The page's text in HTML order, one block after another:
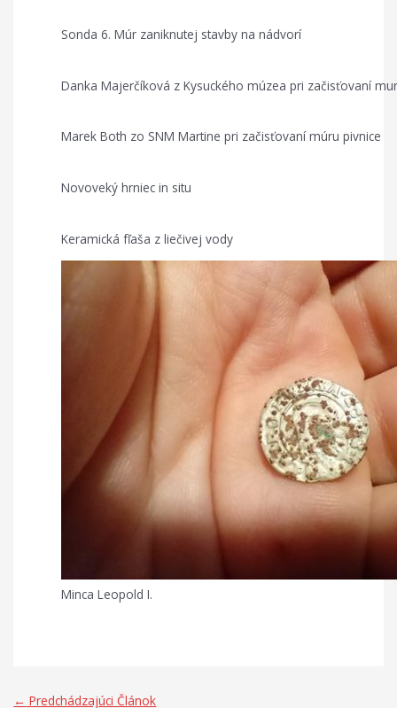
Sonda 6. Múr zaniknutej stavby na nádvorí
Danka Majerčíková z Kysuckého múzea pri začisťovaní
Marek Both zo SNM Martine pri začisťovaní múru pivnice
Novoveký hrniec in situ
Keramická fľaša z liečivej vody
Minca Leopold I.
← Predchádzajúci Článok